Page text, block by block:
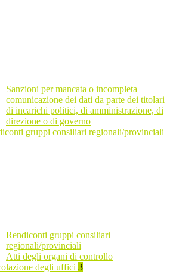
Sanzioni per mancata o incompleta
comunicazione dei dati da parte dei titolari
di incarichi politici, di amministrazione, di
direzione o di governo
gruppi consiliari regionali/provinciali
Rendiconti gruppi consiliari
regionali/provinciali
Atti degli organi di controllo
degli uffici 3